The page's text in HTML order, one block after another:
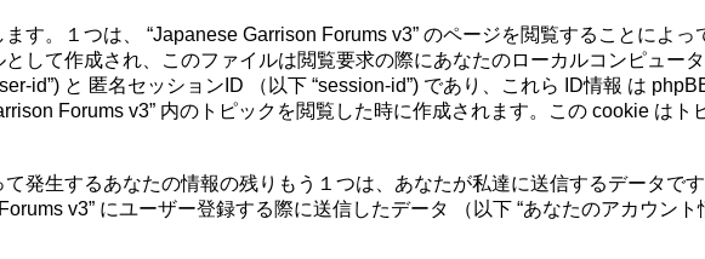
す。１つは、 “Japanese Garrison Forums v3” のページを閲覧することによ
して作成され、このファイルは閲覧要求の際にあなたのローカルコンピュー
id”) と 匿名セッションID （以下 “session-id”) であり、これら ID情報 は
Forums v3” 内のトピックを閲覧した時に作成されます。この cookie は
発生するあなたの情報の残りもう１つは、あなたが私達に送信するデータで
v3” にユーザー登録する際に送信したデータ （以下 “あなたのアカウン